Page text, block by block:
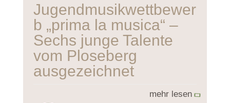
Jugendmusikwettbewer
b „prima la musica“ –
Sechs junge Talente
vom Ploseberg
ausgezeichnet
mehr lesen